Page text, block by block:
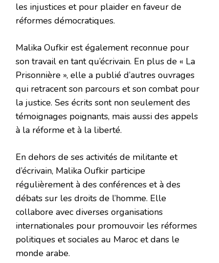
les injustices et pour plaider en faveur de
réformes démocratiques.
Malika Oufkir est également reconnue pour
son travail en tant qu’écrivain. En plus de « La
Prisonnière », elle a publié d’autres ouvrages
qui retracent son parcours et son combat pour
la justice. Ses écrits sont non seulement des
témoignages poignants, mais aussi des appels
à la réforme et à la liberté.
En dehors de ses activités de militante et
d’écrivain, Malika Oufkir participe
régulièrement à des conférences et à des
débats sur les droits de l’homme. Elle
collabore avec diverses organisations
internationales pour promouvoir les réformes
politiques et sociales au Maroc et dans le
monde arabe.